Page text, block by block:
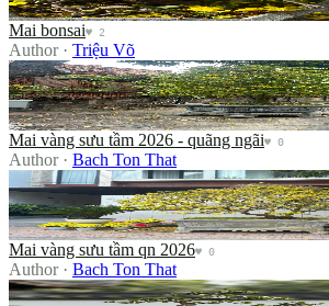
Mai bonsai♥ 2
Author· Triệu Võ
Mai vàng sưu tầm 2026 - quãng ngãi
Mai vàng sưu tầm 2026 - quãng ngãi♥ 0
Author· Bach Ton That
Mai vàng sưu tầm qn 2026
Mai vàng sưu tầm qn 2026♥ 0
Author· Bach Ton That
Ngoc Nhan Gia Y